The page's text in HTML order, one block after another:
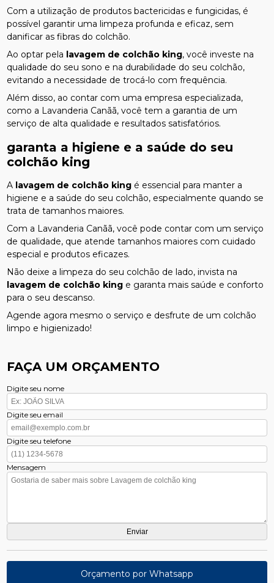
Com a utilização de produtos bactericidas e fungicidas, é
possível garantir uma limpeza profunda e eficaz, sem
danificar as fibras do colchão.
Ao optar pela lavagem de colchão king, você investe na
qualidade do seu sono e na durabilidade do seu colchão,
evitando a necessidade de trocá-lo com frequência.
Além disso, ao contar com uma empresa especializada,
como a Lavanderia Canãã, você tem a garantia de um
serviço de alta qualidade e resultados satisfatórios.
garanta a higiene e a saúde do seu
colchão king
A lavagem de colchão king é essencial para manter a
higiene e a saúde do seu colchão, especialmente quando se
trata de tamanhos maiores.
Com a Lavanderia Canãã, você pode contar com um serviço
de qualidade, que atende tamanhos maiores com cuidado
especial e produtos eficazes.
Não deixe a limpeza do seu colchão de lado, invista na
lavagem de colchão king e garanta mais saúde e conforto
para o seu descanso.
Agende agora mesmo o serviço e desfrute de um colchão
limpo e higienizado!
FAÇA UM ORÇAMENTO
Digite seu nome
Digite seu email
Digite seu telefone
Mensagem
Orçamento por Whatsapp